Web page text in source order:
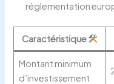
réglementation
Caractéristique
Montant minimum
d’investissement